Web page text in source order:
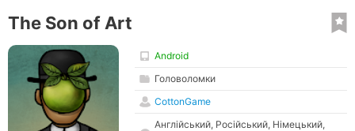
The Son of Art
Android
Головоломки
CottonGame
Англійський, Російський, Німецький,